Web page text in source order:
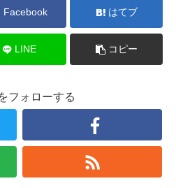
Facebook はてブ
LINE コピー
フォローする